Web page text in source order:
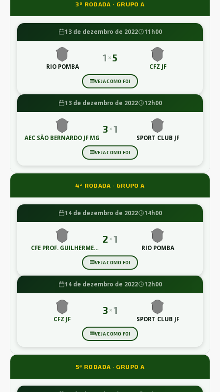
3ª RODADA · GRUPO A
13 de dezembro de 2022 11h00
RIO POMBA
1 ×5
CFZ JF
VEJA COMO FOI
13 de dezembro de 2022 12h00
AEC SÃO BERNARDO JF MG
3 ×1
SPORT CLUB JF
VEJA COMO FOI
4ª RODADA · GRUPO A
14 de dezembro de 2022 14h00
CFE PROF. GUILHERME
2 ×1
RIO POMBA
VEJA COMO FOI
14 de dezembro de 2022 12h00
CFZ JF
3 ×1
SPORT CLUB JF
VEJA COMO FOI
5ª RODADA · GRUPO A